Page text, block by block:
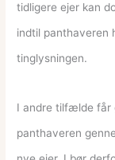
tidligere ejer kan
indtil panthaveren
tinglysningen.
I andre tilfælde får
panthaveren